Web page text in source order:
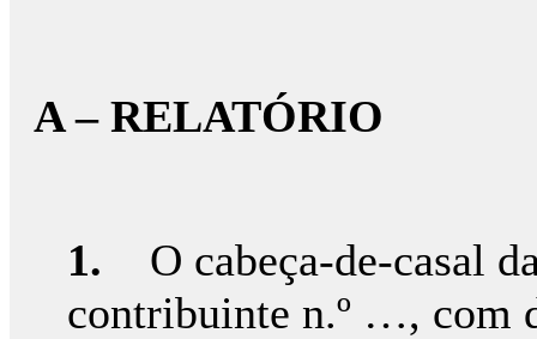
A – RELATÓRIO
1. O cabeça-de-casal
contribuinte n.º …, com